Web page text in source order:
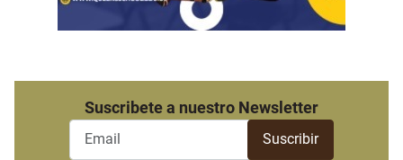
Suscribete a nuestro Newsletter